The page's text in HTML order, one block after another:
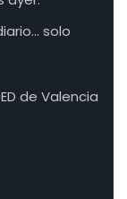
solo
de Valencia